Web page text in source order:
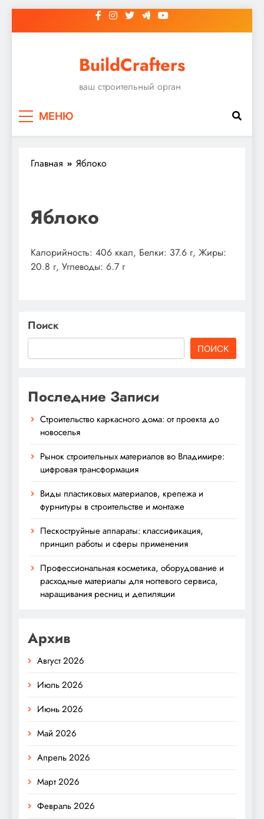
к
BuildCrafters
ваш строительный орган
МЕНЮ
Главная Яблоко
Яблоко
Калорийность: 406 ккал, Белки: 37.6 г, Жиры:
20.8 г, Углеводы: 6.7 г
Поиск
ПОИСК
Последние Записи
Строительство каркасного дома: от проекта до
новоселья
Рынок строительных материалов во Владимире:
цифровая трансформация
Виды пластиковых материалов, крепежа и
фурнитуры в строительстве и монтаже
Пескоструйные аппараты: классификация,
принцип работы и сферы применения
Профессиональная косметика, оборудование и
расходные материалы для ногтевого сервиса,
наращивания ресниц и депиляции
Архив
Август 2026
Июль 2026
Июнь 2026
Май 2026
Апрель 2026
Март 2026
Февраль 2026